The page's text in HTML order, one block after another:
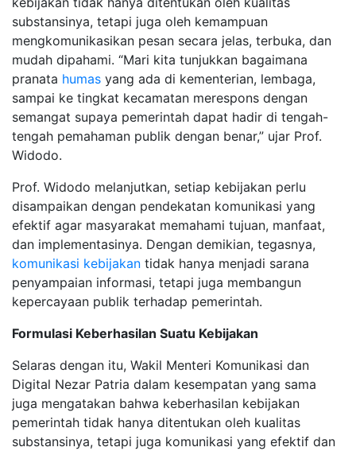
substansinya, tetapi juga oleh kemampuan
mengkomunikasikan pesan secara jelas, terbuka, dan
mudah dipahami. “Mari kita tunjukkan bagaimana
pranata humas yang ada di kementerian, lembaga,
sampai ke tingkat kecamatan merespons dengan
semangat supaya pemerintah dapat hadir di tengah-
tengah pemahaman publik dengan benar,” ujar Prof.
Widodo.
Prof. Widodo melanjutkan, setiap kebijakan perlu
disampaikan dengan pendekatan komunikasi yang
efektif agar masyarakat memahami tujuan, manfaat,
dan implementasinya. Dengan demikian, tegasnya,
komunikasi kebijakan tidak hanya menjadi sarana
penyampaian informasi, tetapi juga membangun
kepercayaan publik terhadap pemerintah.
Formulasi Keberhasilan Suatu Kebijakan
Selaras dengan itu, Wakil Menteri Komunikasi dan
Digital Nezar Patria dalam kesempatan yang sama
juga mengatakan bahwa keberhasilan kebijakan
pemerintah tidak hanya ditentukan oleh kualitas
substansinya, tetapi juga komunikasi yang efektif dan